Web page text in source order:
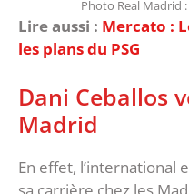
Photo Real Madrid
Lire aussi : Mercato :
les plans du PSG
Dani Ceballos
Madrid
En effet, l’international